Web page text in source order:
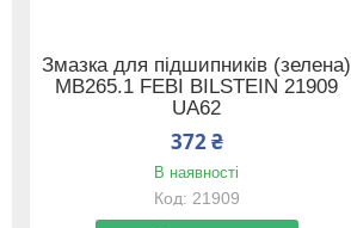
Змазка для підшипників (зелена)
MB265.1 FEBI BILSTEIN 21909
UA62
372 ₴
В наявності
21909